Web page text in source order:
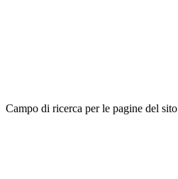
Campo di ricerca per le pagine del sito